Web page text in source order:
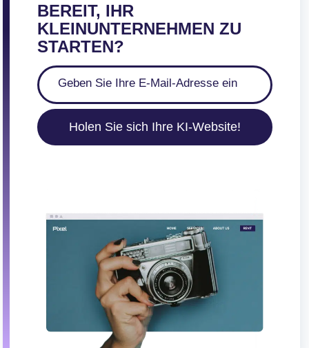
BEREIT, IHR
KLEINUNTERNEHMEN ZU
STARTEN?
Holen Sie sich Ihre KI-Website!